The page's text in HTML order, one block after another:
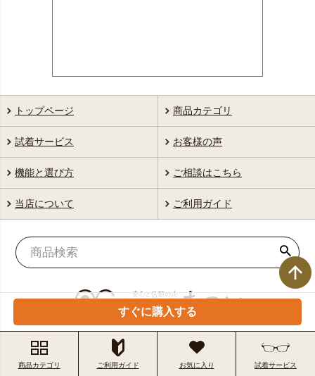
トップページ 商品カテゴリ
試着サービス お客様の声
機能と選び方 ご相談はこちら
当店について ご利用ガイド
特定商取引法に基づく表示 個人情報の取扱いについて
すぐに購入する
商品カテゴリ ご利用ガイド お気に入り 試着サービス